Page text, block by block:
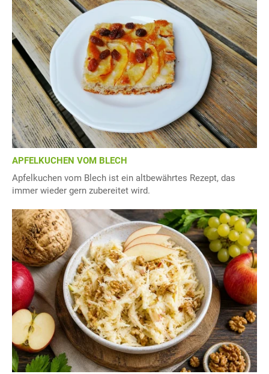
APFELKUCHEN VOM BLECH
Apfelkuchen vom Blech ist ein altbewährtes Rezept, das
immer wieder gern zubereitet wird.